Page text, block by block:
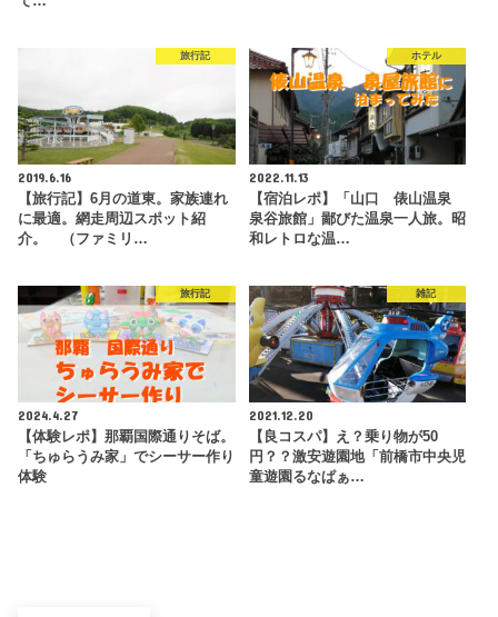
旅行記
2019.6.16
【旅行記】6月の道東。家族連れ
に最適。網走周辺スポット紹
介。 （ファミリ…
ホテル
2022.11.13
【宿泊レポ】「山口 俵山温泉
泉谷旅館」鄙びた温泉一人旅。昭
和レトロな温…
旅行記
2024.4.27
【体験レポ】那覇国際通りそば。
「ちゅらうみ家」でシーサー作り
体験
雑記
2021.12.20
【良コスパ】え？乗り物が50
円？？激安遊園地「前橋市中央児
童遊園るなぱぁ…